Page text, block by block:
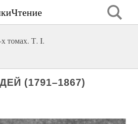
томах. Т. I.
(1791–1867)